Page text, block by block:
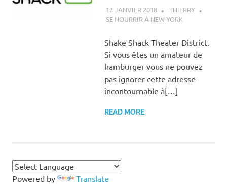
17 JANVIER 2018
THIERRY
SE NOURRIR À NEW YORK
Shake Shack Theater District.
Si vous êtes un amateur de
hamburger vous ne pouvez
pas ignorer cette adresse
incontournable à[…]
READ MORE
Powered by Translate